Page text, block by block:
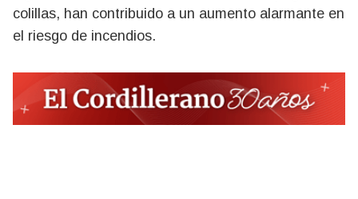
colillas, han contribuido a un aumento alarmante en
el riesgo de incendios.